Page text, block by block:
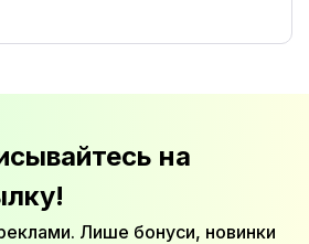
на
Лише бонуси, новинки